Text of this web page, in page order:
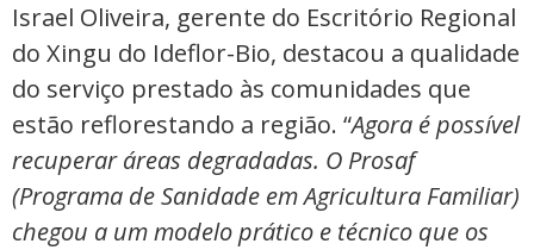
Israel Oliveira, gerente do Escritório Regional
do Xingu do Ideflor-Bio, destacou a qualidade
do serviço prestado às comunidades que
estão reflorestando a região. “Agora é possível
recuperar áreas degradadas. O Prosaf
(Programa de Sanidade em Agricultura Familiar)
chegou a um modelo prático e técnico que os